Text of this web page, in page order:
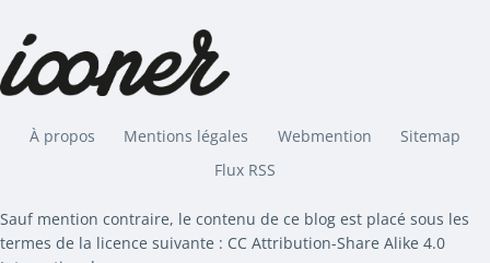
À propos Mentions légales Webmention
Sitemap
Flux RSS
Sauf mention contraire, le contenu de ce blog est placé sous les
termes de la licence suivante : CC Attribution-Share Alike 4.0